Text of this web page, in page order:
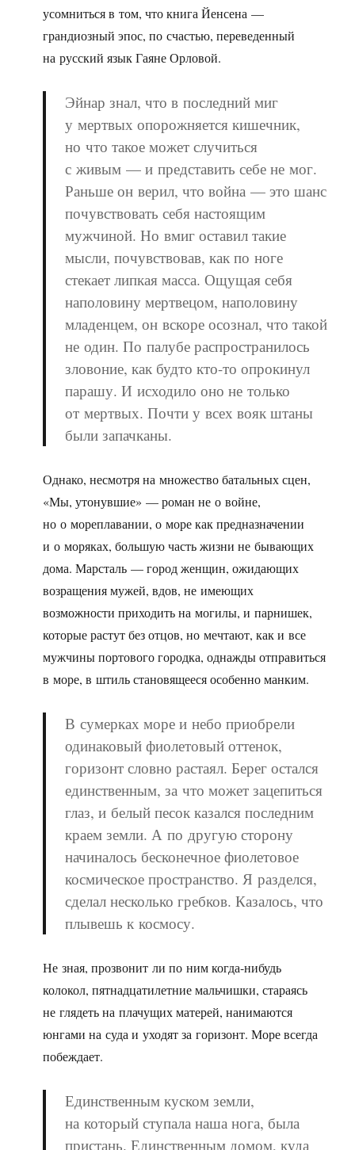
усомниться в том, что книга Йенсена —
грандиозный эпос, по счастью, переведенный
на русский язык Гаяне Орловой.
Эйнар знал, что в последний миг
у мертвых опорожняется кишечник,
но что такое может случиться
с живым — и представить себе не мог.
Раньше он верил, что война — это шанс
почувствовать себя настоящим
мужчиной. Но вмиг оставил такие
мысли, почувствовав, как по ноге
стекает липкая масса. Ощущая себя
наполовину мертвецом, наполовину
младенцем, он вскоре осознал, что такой
не один. По палубе распространилось
зловоние, как будто кто-то опрокинул
парашу. И исходило оно не только
от мертвых. Почти у всех вояк штаны
были запачканы.
Однако, несмотря на множество батальных сцен,
«Мы, утонувшие» — роман не о войне,
но о мореплавании, о море как предназначении
и о моряках, большую часть жизни не бывающих
дома. Марсталь — город женщин, ожидающих
возращения мужей, вдов, не имеющих
возможности приходить на могилы, и парнишек,
которые растут без отцов, но мечтают, как и все
мужчины портового городка, однажды отправиться
в море, в штиль становящееся особенно манким.
В сумерках море и небо приобрели
одинаковый фиолетовый оттенок,
горизонт словно растаял. Берег остался
единственным, за что может зацепиться
глаз, и белый песок казался последним
краем земли. А по другую сторону
начиналось бесконечное фиолетовое
космическое пространство. Я разделся,
сделал несколько гребков. Казалось, что
плывешь к космосу.
Не зная, прозвонит ли по ним когда-нибудь
колокол, пятнадцатилетние мальчишки, стараясь
не глядеть на плачущих матерей, нанимаются
юнгами на суда и уходят за горизонт. Море всегда
побеждает.
Единственным куском земли,
на который ступала наша нога, была
пристань. Единственным домом, куда